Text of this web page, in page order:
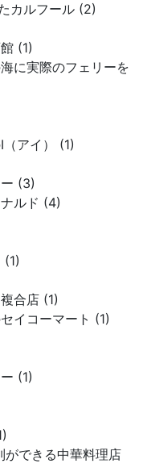
カルフール (2)
(1)
に実際のフェリーを
アイ） (1)
(3)
ルド (4)
(1)
合店 (1)
イコーマート (1)
(1)
できる中華料理店